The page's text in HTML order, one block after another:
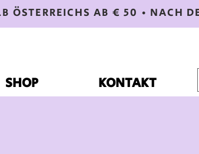
ÖSTERREICHS AB € 50 • NACH
SHOP KONTAKT